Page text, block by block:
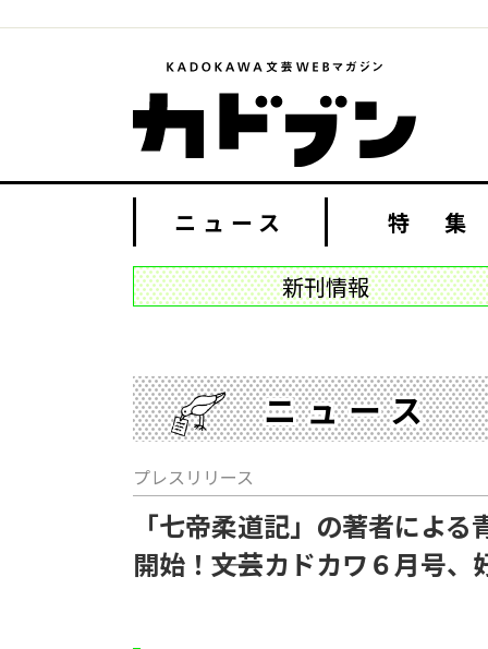
ニュース 特 集
新刊情報
ニュース
プレスリリース
「七帝柔道記」の著者によ
開始！――文芸カドカワ６月号